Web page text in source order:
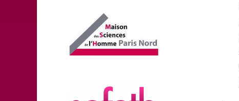
Affiliations/partenaires